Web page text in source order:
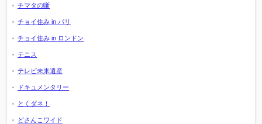
チマタの噺
チョイ住み in パリ
チョイ住み in ロンドン
テニス
テレビ未来遺産
ドキュメンタリー
とくダネ！
どさんこワイド